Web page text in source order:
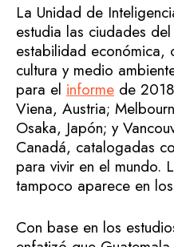
La Unidad de
estudia las ciudades
estabilidad económica,
cultura y medio
para el informe de
Viena, Austria;
Osaka, Japón; y
Canadá, catalogadas
para vivir en el mundo.
tampoco aparece en
Con base en los